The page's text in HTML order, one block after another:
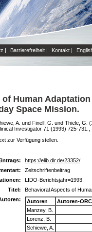
| Barrierefreiheit | Kontakt |
Human
Space Mission.
A. und Finell, G. und Thiele, G.
Investigator 71 (1993) 725-731.,
zur Verfügung stellen.
https://elib.dlr.de/23352/
Zeitschriftenbeitrag
LIDO-Berichtsjahr=1993,
Titel:
Behavioral Aspects of
Autoren
Autoren-
Manzey, B.
Lorenz, B.
Schiewe, A.